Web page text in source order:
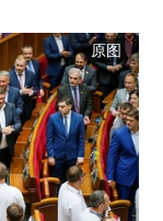
原图